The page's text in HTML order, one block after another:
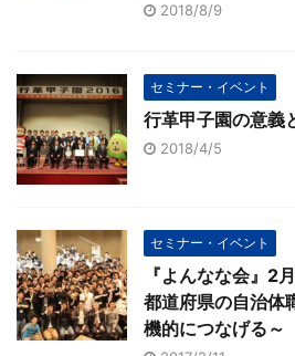
2018/8/9
セミナー・イベント
行革甲子園の意義
2018/4/5
セミナー・イベント
『よんなな会』2
都道府県の自治体
機的につなげる～